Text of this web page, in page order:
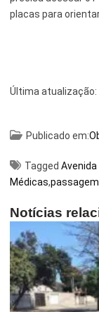
placas para
Última atualização:
Publicado em:
Tagged Avenida
Médicas,passagem
Notícias